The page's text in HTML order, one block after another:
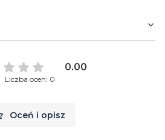
0.00
Liczba ocen: 0
Oceń i opisz